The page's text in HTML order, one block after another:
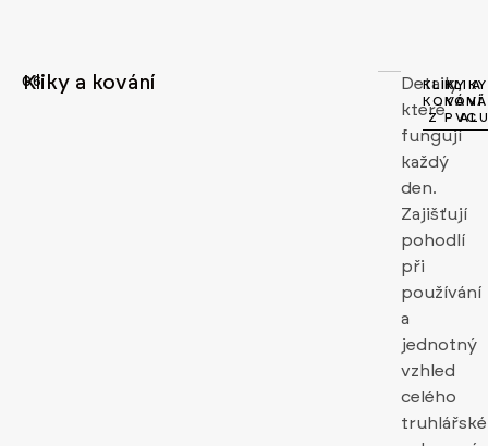
06
Kliky a kování
Detaily,
které
fungují
každý
den.
Zajišťují
pohodlí
při
používání
a
jednotný
vzhled
celého
KLIKY A
KOVÁNÍ
Z PVC